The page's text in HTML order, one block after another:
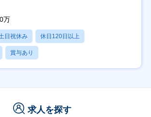
万
日祝休み 休日120日以上
賞与あり
求人を探す